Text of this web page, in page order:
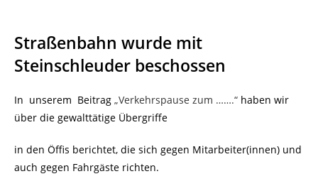
Straßenbahn wurde mit
Steinschleuder beschossen
In unserem Beitrag „Verkehrspause zum …….“ haben wir
über die gewalttätige Übergriffe
in den Öffis berichtet, die sich gegen Mitarbeiter(innen) und
auch gegen Fahrgäste richten.